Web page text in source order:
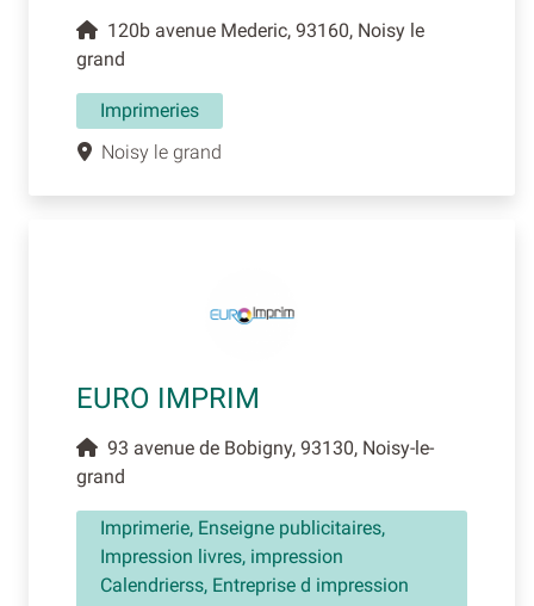
120b avenue Mederic, 93160, Noisy le
grand
Imprimeries
Noisy le grand
EURO IMPRIM
93 avenue de Bobigny, 93130, Noisy-le-
grand
Imprimerie, Enseigne publicitaires,
Impression livres, impression
Calendrierss, Entreprise d impression